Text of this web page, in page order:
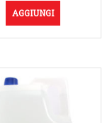
AGGIUNGI